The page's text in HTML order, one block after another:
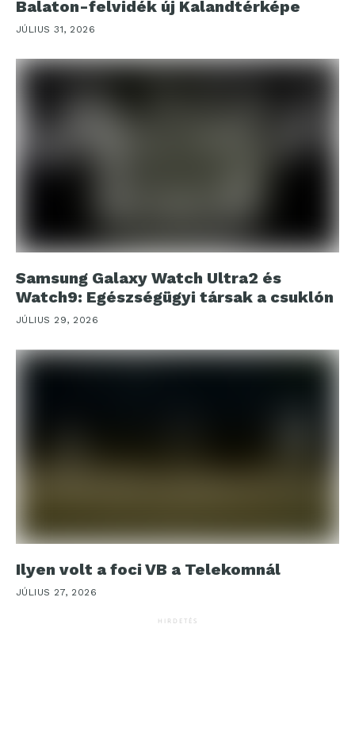
Balaton-felvidék új Kalandtérképe
JÚLIUS 31, 2026
Samsung Galaxy Watch Ultra2 és
Watch9: Egészségügyi társak a csuklón
JÚLIUS 29, 2026
Ilyen volt a foci VB a Telekomnál
JÚLIUS 27, 2026
HIRDETÉS